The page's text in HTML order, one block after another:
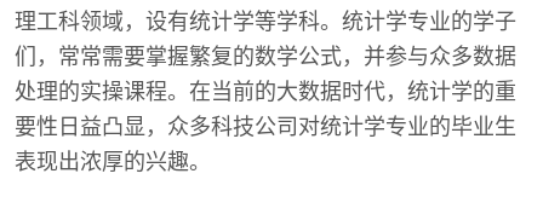
理工科领域，设有统计学等学科。统计学专业的学子
们，常常需要掌握繁复的数学公式，并参与众多数据
处理的实操课程。在当前的大数据时代，统计学的重
要性日益凸显，众多科技公司对统计学专业的毕业生
表现出浓厚的兴趣。